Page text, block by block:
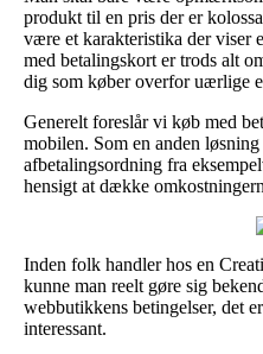
produkt til en pris der er
være et karakteristika der viser
med betalingskort er trods alt
dig som køber overfor uærlige
Generelt foreslår vi køb med
mobilen. Som en anden
afbetalingsordning fra
hensigt at dække
Inden folk handler hos en
kunne man reelt gøre sig
webbutikkens betingelser, det
interessant.